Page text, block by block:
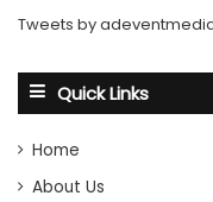
Tweets by
Quick Links
Home
About Us